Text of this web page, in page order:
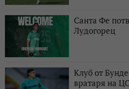
Санта Фе
Лудогорец
Клуб от
вратаря на